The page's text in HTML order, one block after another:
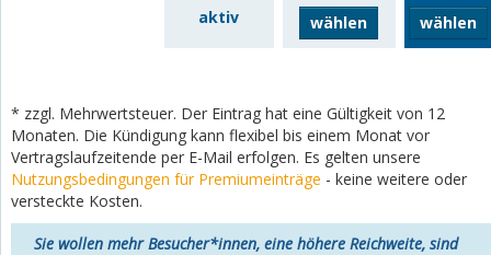
aktiv
wählen wählen
* zzgl. Mehrwertsteuer. Der Eintrag hat eine Gültigkeit von 12
Monaten. Die Kündigung kann flexibel bis einem Monat vor
Vertragslaufzeitende per E-Mail erfolgen. Es gelten unsere
Nutzungsbedingungen für Premiumeinträge - keine weitere oder
versteckte Kosten.
Sie wollen mehr Besucher*innen, eine höhere Reichweite, sind